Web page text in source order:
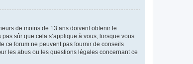
de moins de 13 ans doivent obtenir le
sûr que cela s’applique à vous, lorsque vous
ce forum ne peuvent pas fournir de conseils
les abus ou les questions légales concernant ce